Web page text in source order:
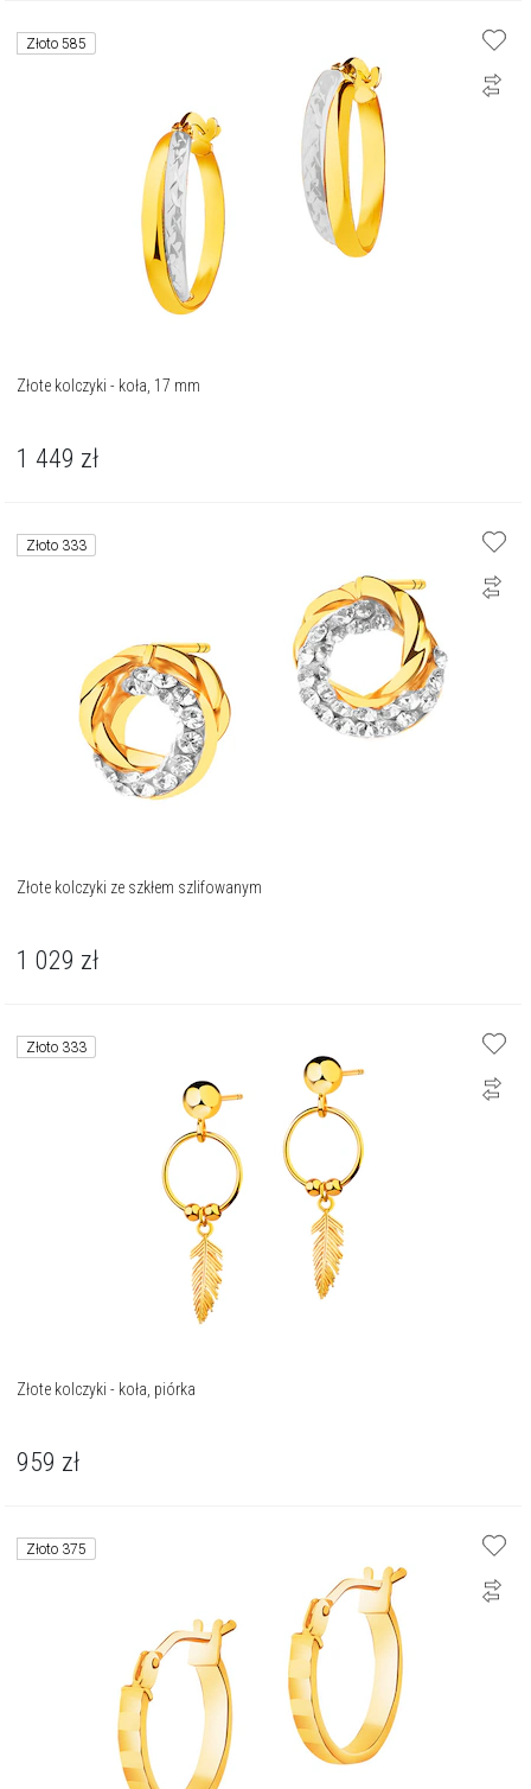
Złoto 585
Złote kolczyki - koła, 17 mm
1 449 zł
Złoto 333
Złote kolczyki ze szkłem szlifowanym
1 029 zł
Złoto 333
Złote kolczyki - koła, piórka
959 zł
Złoto 375